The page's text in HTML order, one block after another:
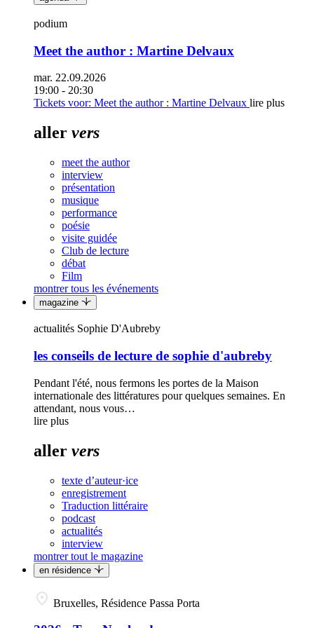
podium
Meet the author : Martine Delvaux
mar. 22.09.2026
19:00 - 20:30
Tickets voor: Meet the author : Martine Delvaux lire plus
aller vers
meet the author
interview
présentation
musique
performance
poésie
visite guidée
Club de lecture
débat
Film
montrer tous les événements
magazine
actualités Sophie D'Aubreby
les conseils de lecture de sophie d'aubreby
Pendant l'été, nous fermons les portes de la Maison
internationale des littératures pour quelques semaines. En
attendant, nous vous…
lire plus
aller vers
texte d’auteur·ice
enregistrement
Traduction littéraire
podcast
actualités
interview
montrer tout le magazine
en résidence
Bruxelles, Résidence Passa Porta